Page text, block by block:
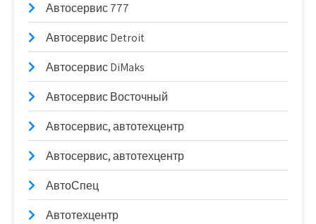
Автосервис 777
Автосервис Detroit
Автосервис DiMaks
Автосервис Восточный
Автосервис, автотехцентр
Автосервис, автотехцентр
АвтоСпец
Автотехцентр